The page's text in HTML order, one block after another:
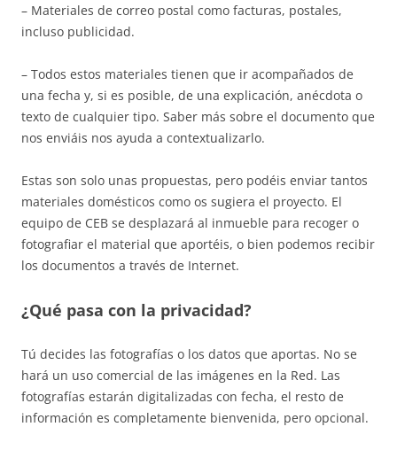
– Materiales de correo postal como facturas, postales,
incluso publicidad.
– Todos estos materiales tienen que ir acompañados de
una fecha y, si es posible, de una explicación, anécdota o
texto de cualquier tipo. Saber más sobre el documento que
nos enviáis nos ayuda a contextualizarlo.
Estas son solo unas propuestas, pero podéis enviar tantos
materiales domésticos como os sugiera el proyecto. El
equipo de CEB se desplazará al inmueble para recoger o
fotografiar el material que aportéis, o bien podemos recibir
los documentos a través de Internet.
¿Qué pasa con la privacidad?
Tú decides las fotografías o los datos que aportas. No se
hará un uso comercial de las imágenes en la Red. Las
fotografías estarán digitalizadas con fecha, el resto de
información es completamente bienvenida, pero opcional.